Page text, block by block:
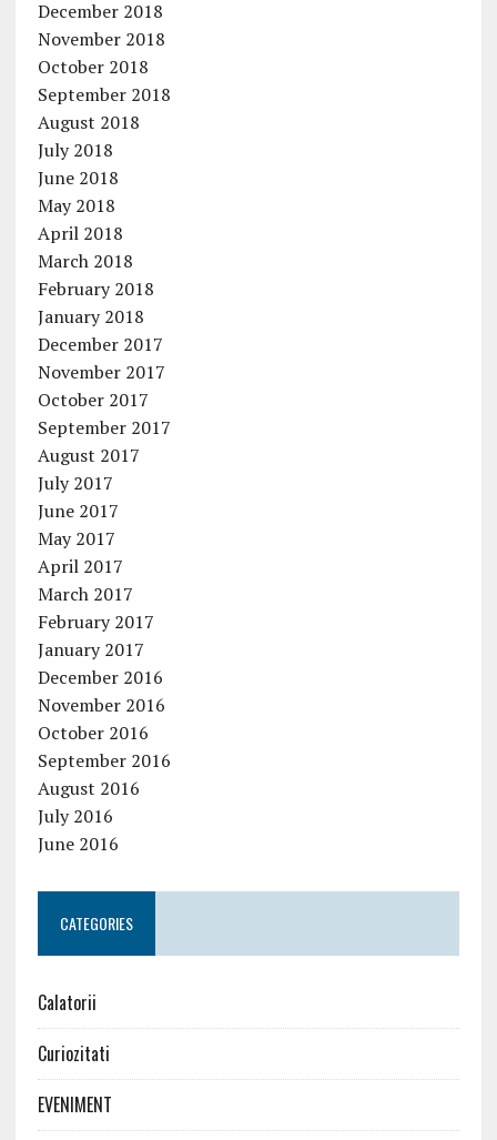
December 2018
November 2018
October 2018
September 2018
August 2018
July 2018
June 2018
May 2018
April 2018
March 2018
February 2018
January 2018
December 2017
November 2017
October 2017
September 2017
August 2017
July 2017
June 2017
May 2017
April 2017
March 2017
February 2017
January 2017
December 2016
November 2016
October 2016
September 2016
August 2016
July 2016
June 2016
CATEGORIES
Calatorii
Curiozitati
EVENIMENT